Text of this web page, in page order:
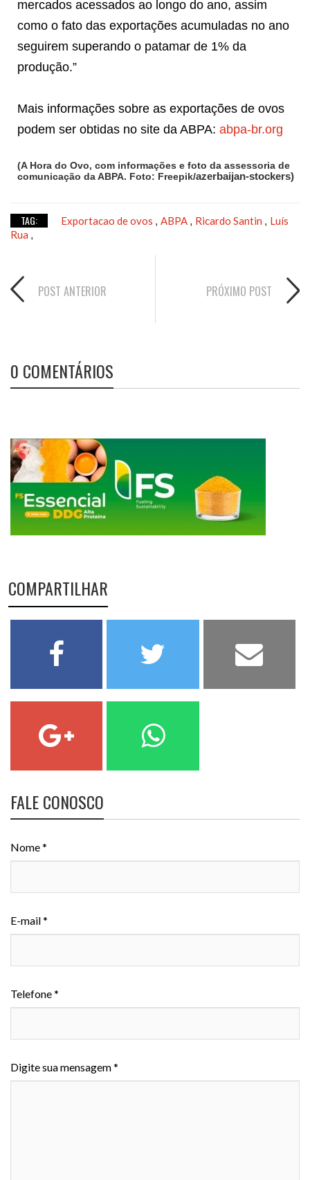
mercados acessados ao longo do ano, assim
como o fato das exportações acumuladas no ano
seguirem superando o patamar de 1% da
produção.”
Mais informações sobre as exportações de ovos
podem ser obtidas no site da ABPA: abpa-br.org
(A Hora do Ovo, com informações e foto da assessoria de
comunicação da ABPA. Foto: Freepik/azerbaijan-stockers)
TAG: Exportacao de ovos , ABPA , Ricardo Santin , Luís
Rua ,
POST ANTERIOR PRÓXIMO POST
0 COMENTÁRIOS
COMPARTILHAR
FALE CONOSCO
Nome *
E-mail *
Telefone *
Digite sua mensagem *